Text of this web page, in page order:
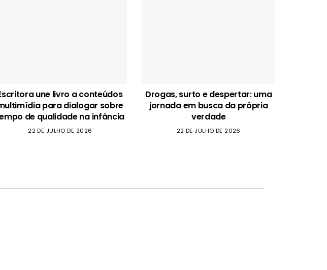
une livro a conteúdos
para dialogar sobre
de qualidade na infância
22 DE JULHO DE 2026
Drogas, surto e despertar: uma
jornada em busca da própria
verdade
22 DE JULHO DE 2026